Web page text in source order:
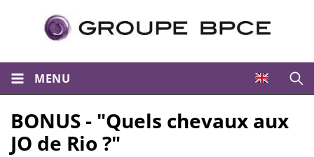
MENU
BONUS - "Quels chevaux aux
JO de Rio ?"